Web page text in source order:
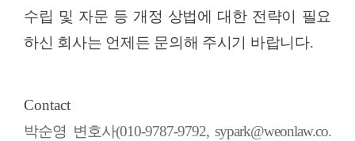
수립 및 자문 등 개정 상법에 대한 전략이 필요
하신 회사는 언제든 문의해 주시기 바랍니다.
Contact
박순영 변호사(010-9787-9792, sypark@weonlaw.co.